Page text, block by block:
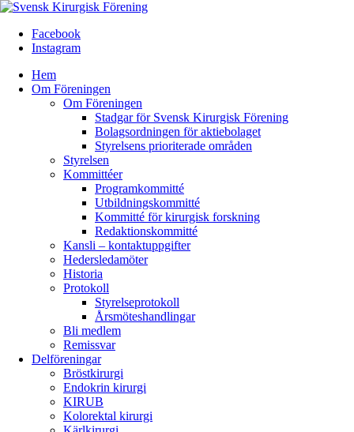
Facebook
Instagram
Hem
Om Föreningen
Om Föreningen
Stadgar för Svensk Kirurgisk Förening
Bolagsordningen för aktiebolaget
Styrelsens prioriterade områden
Styrelsen
Kommittéer
Programkommitté
Utbildningskommitté
Kommitté för kirurgisk forskning
Redaktionskommitté
Kansli – kontaktuppgifter
Hedersledamöter
Historia
Protokoll
Styrelseprotokoll
Årsmöteshandlingar
Bli medlem
Remissvar
Delföreningar
Bröstkirurgi
Endokrin kirurgi
KIRUB
Kolorektal kirurgi